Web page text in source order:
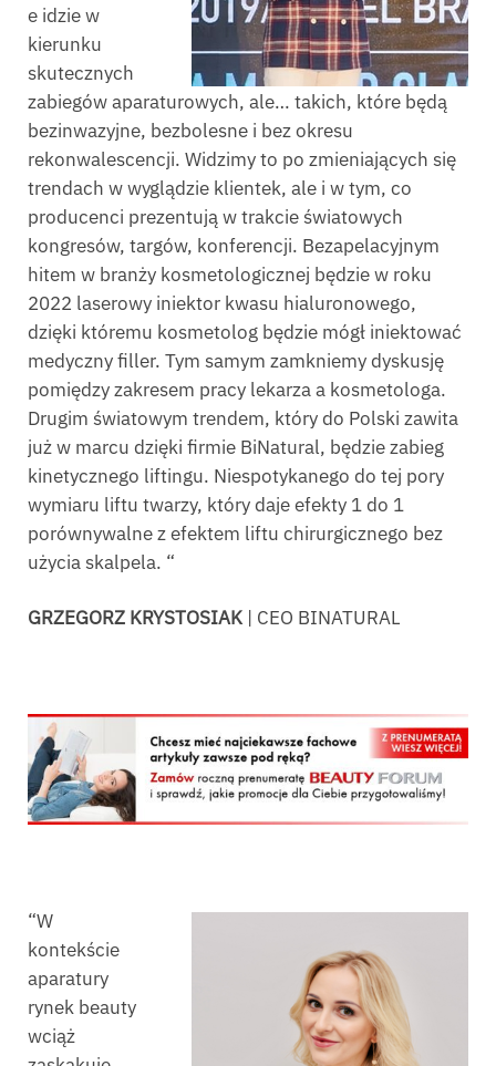
e idzie w
kierunku
skutecznych
zabiegów aparaturowych, ale… takich, które będą
bezinwazyjne, bezbolesne i bez okresu
rekonwalescencji. Widzimy to po zmieniających się
trendach w wyglądzie klientek, ale i w tym, co
producenci prezentują w trakcie światowych
kongresów, targów, konferencji. Bezapelacyjnym
hitem w branży kosmetologicznej będzie w roku
2022 laserowy iniektor kwasu hialuronowego,
dzięki któremu kosmetolog będzie mógł iniektować
medyczny filler. Tym samym zamkniemy dyskusję
pomiędzy zakresem pracy lekarza a kosmetologa.
Drugim światowym trendem, który do Polski zawita
już w marcu dzięki firmie BiNatural, będzie zabieg
kinetycznego liftingu. Niespotykanego do tej pory
wymiaru liftu twarzy, który daje efekty 1 do 1
porównywalne z efektem liftu chirurgicznego bez
użycia skalpela. “
GRZEGORZ KRYSTOSIAK | CEO BINATURAL
“W
kontekście
aparatury
rynek beauty
wciąż